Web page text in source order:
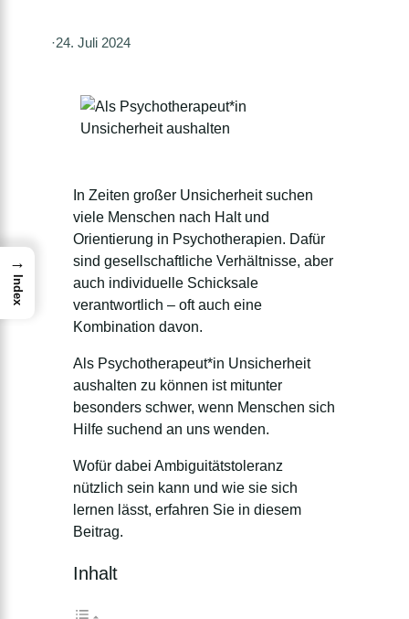
·24. Juli 2024
In Zeiten großer Unsicherheit suchen
viele Menschen nach Halt und
Orientierung in Psychotherapien. Dafür
sind gesellschaftliche Verhältnisse, aber
auch individuelle Schicksale
verantwortlich – oft auch eine
Kombination davon.
Als Psychotherapeut*in Unsicherheit
aushalten zu können ist mitunter
besonders schwer, wenn Menschen sich
Hilfe suchend an uns wenden.
Wofür dabei Ambiguitätstoleranz
nützlich sein kann und wie sie sich
lernen lässt, erfahren Sie in diesem
Beitrag.
Inhalt
→
Index